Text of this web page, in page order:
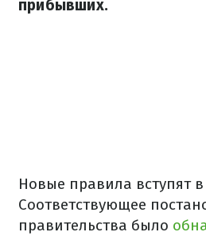
прибывших.
Новые правила вступят в
Соответствующее
правительства было